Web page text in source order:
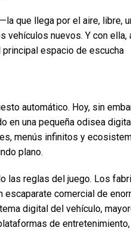
que llega por el aire, libre,
nuevos. Y con ella,
espacio de escucha
automático. Hoy, sin
en una pequeña odisea
menús infinitos y
plano.
las reglas del juego. Los
comercial de
digital del vehículo,
de entretenimiento,